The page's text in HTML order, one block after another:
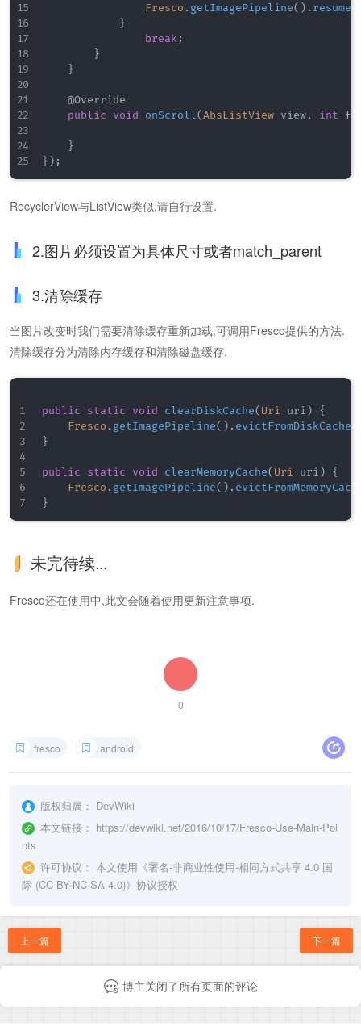
Fresco . getImagePipeline( ) . resume
}
break;
}
}
@Override
public
void onScroll(AbsListView view, int
}
} ) ;
RecyclerView与ListView类似,请自行设置.
2.图片必须设置为具体尺寸或者match_parent
3.清除缓存
当图片改变时我们需要清除缓存重新加载,可调用Fresco提供的方法.
清除缓存分为清除内存缓存和清除磁盘缓存.
public static void clearDiskCache( Uri uri )
{
Fresco . getImagePipeline( ) . evictFromDiskCache
}
public static void clearMemoryCache( Uri uri )
{
Fresco . getImagePipeline( ) .
}
未完待续...
Fresco还在使用中,此文会随着使用更新注意事项.
0
fresco android
版权归属： DevWiki
本文链接： https://devwiki.net/2016/10/17/Fresco-Use-Main-Poi
nts
许可协议： 本文使用《署名-非商业性使用-相同方式共享 4.0 国
际 (CC BY-NC-SA 4.0)》协议授权
上一篇 下一篇
博主关闭了所有页面的评论